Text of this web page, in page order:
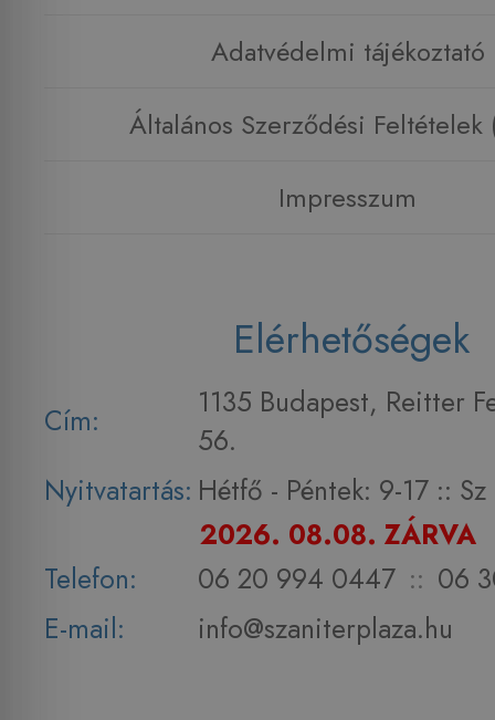
Adatvédelmi tájékoztató
Általános Szerződési Feltételek
Impresszum
Elérhetőségek
Cím:
1135 Budapest, Reitter
56.
Nyitvatartás: Hétfő - Péntek: 9-17 :: Sz
2026. 08.08. ZÁRVA
Telefon:
06 20 994 0447 :: 06
E-mail:
info@szaniterplaza.hu